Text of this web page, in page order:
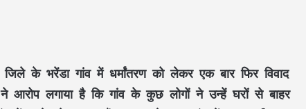
जिलेकेभरेंडा गांवमेंधर्मांतरणको लेकर एक बार फिर विवाद
आरोप लगाया है कि गांव के कुछ लोगों ने उन्हेंघरों से बाहर